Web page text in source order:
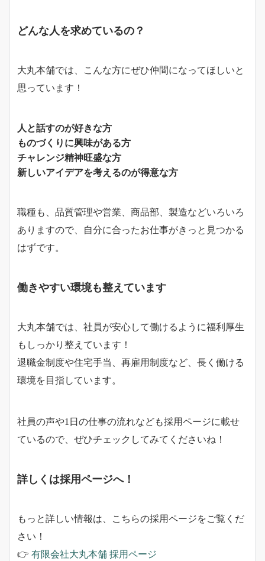
どんな人を求めているの？
大丸本舗では、こんな方にぜひ仲間になってほしいと
思っています！
人と話すのが好きな方
ものづくりに興味がある方
チャレンジ精神旺盛な方
新しいアイデアを考えるのが得意な方
職種も、品質管理や営業、商品部、製造などいろいろ
ありますので、自分に合ったお仕事がきっと見つかる
はずです。
働きやすい環境も整えています
大丸本舗では、社員が安心して働けるように福利厚生
もしっかり整えています！
退職金制度や住宅手当、再雇用制度など、長く働ける
環境を目指しています。
社員の声や1日の仕事の流れなども採用ページに載せ
ているので、ぜひチェックしてみてくださいね！
詳しくは採用ページへ！
もっと詳しい情報は、こちらの採用ページをご覧くだ
さい！
👉 有限会社大丸本舗 採用ページ